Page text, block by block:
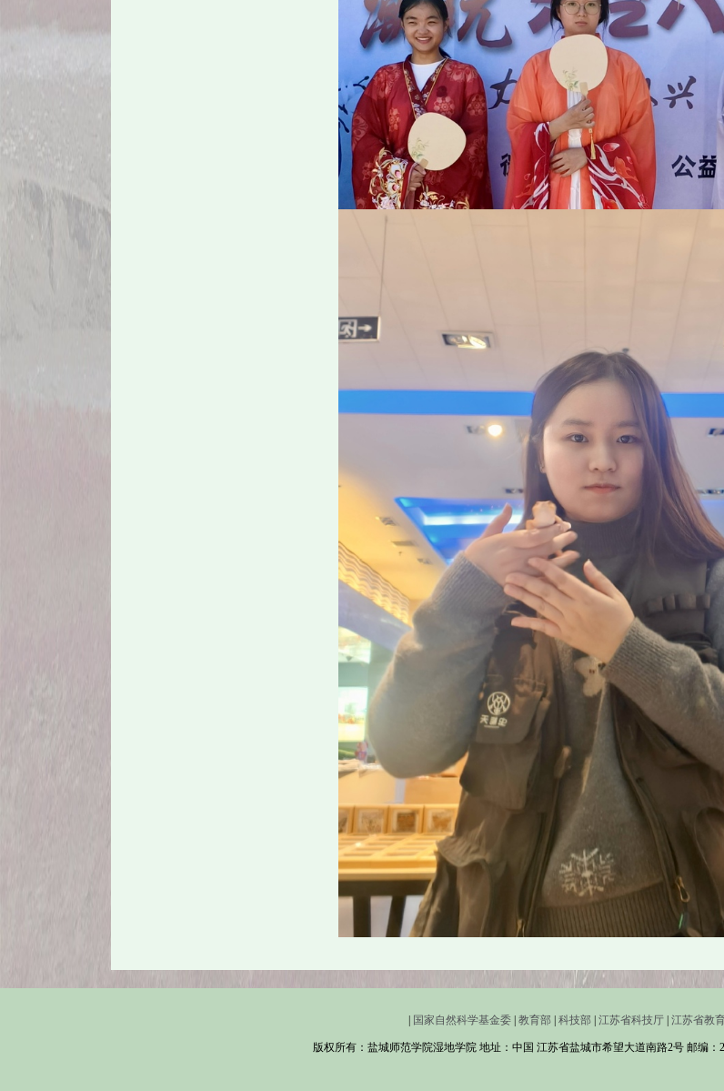
国家自然科学基金委 教育部 科技部 江苏省科技厅 江苏省教
版权所有：盐城师范学院湿地学院 地址：中国 江苏省盐城市希望大道南路2号 邮编：